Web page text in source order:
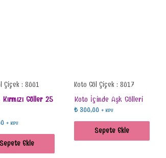
Çiçek : 8001
Güller 25
+ KDV
Sepete Ekle
Kutu Gül Çiçek : 8017
Kutu İçinde Aşk Gülleri
₺300,00 + KDV
Sepete Ekle